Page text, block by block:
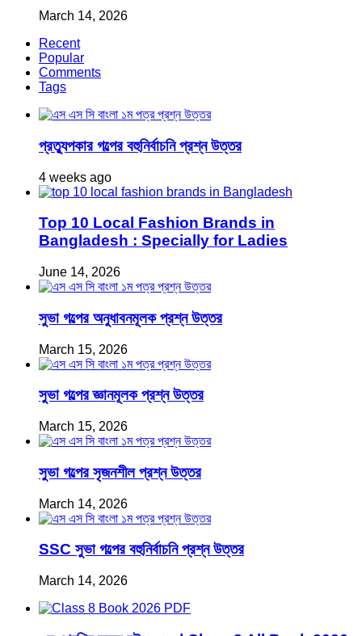
March 14, 2026
Recent
Popular
Comments
Tags
প্রত্যুপকার গল্পের বহুনির্বাচনি প্রশ্ন উত্তর
4 weeks ago
Top 10 Local Fashion Brands in
Bangladesh : Specially for Ladies
June 14, 2026
সুভা গল্পের অনুধাবনমূলক প্রশ্ন উত্তর
March 15, 2026
সুভা গল্পের জ্ঞানমূলক প্রশ্ন উত্তর
March 15, 2026
সুভা গল্পের সৃজনশীল প্রশ্ন উত্তর
March 14, 2026
SSC সুভা গল্পের বহুনির্বাচনি প্রশ্ন উত্তর
March 14, 2026